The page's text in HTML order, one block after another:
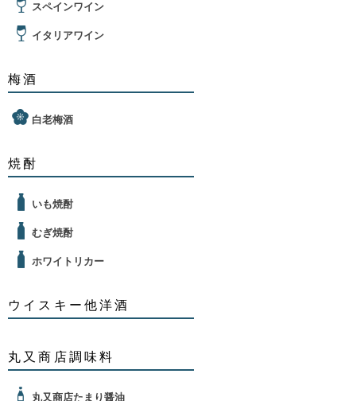
スペインワイン
イタリアワイン
梅酒
白老梅酒
焼酎
いも焼酎
むぎ焼酎
ホワイトリカー
ウイスキー他洋酒
丸又商店調味料
丸又商店たまり醤油